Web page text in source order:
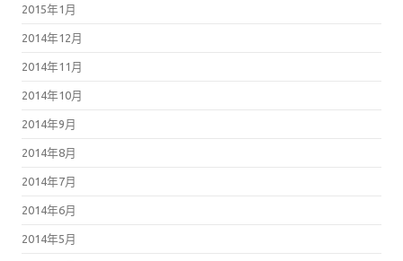
2015年1月
2014年12月
2014年11月
2014年10月
2014年9月
2014年8月
2014年7月
2014年6月
2014年5月